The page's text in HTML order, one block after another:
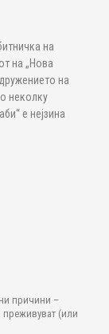
на
на „Нова
на
неколку
е нејзина
причини –
преживуват (или